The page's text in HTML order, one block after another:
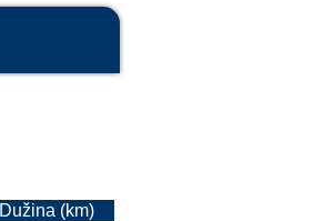
Dužina (km)